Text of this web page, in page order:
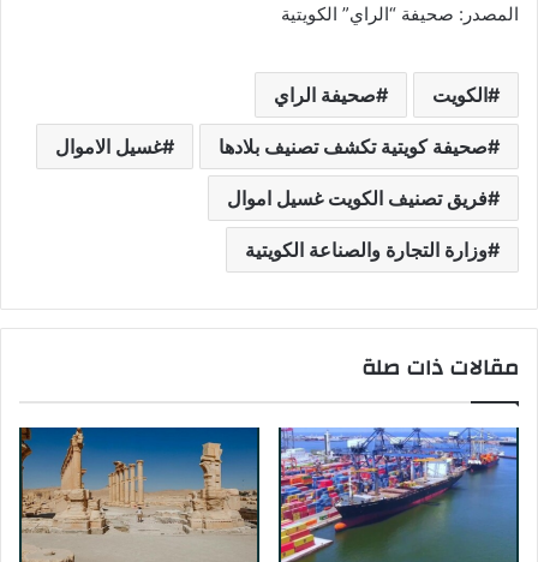
المصدر: صحيفة “الراي” الكويتية
الكويت صحيفة الراي
صحيفة كويتية تكشف تصنيف بلادها غسيل الاموال
فريق تصنيف الكويت غسيل اموال
وزارة التجارة والصناعة الكويتية
مقالات ذات صلة